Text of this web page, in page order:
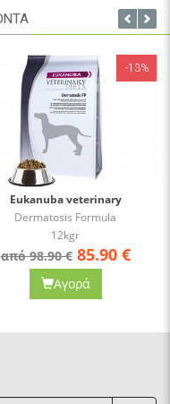
Eukanuba veterinary
Dermatosis Formula
12kgr
από 98.90 € 85.90 €
Αγορά
-13%